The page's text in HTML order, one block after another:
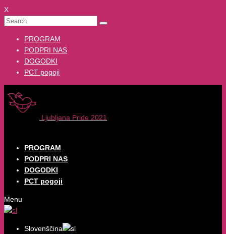
X
PROGRAM
PODPRI NAS
DOGODKI
PCT pogoji
Ljubljana Pride 2021
PROGRAM
PODPRI NAS
DOGODKI
PCT pogoji
Menu
Slovenščina